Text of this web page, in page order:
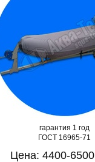
гарантия 1 год
ГОСТ 16965-71
Цена: 4400-